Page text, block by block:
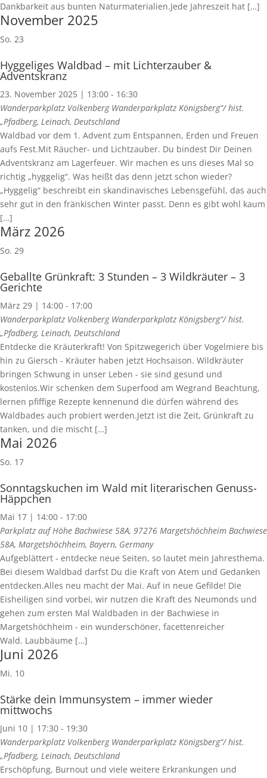
Dankbarkeit aus bunten Naturmaterialien.Jede Jahreszeit hat […]
November 2025
So. 23
Hyggeliges Waldbad – mit Lichterzauber &
Adventskranz
23. November 2025 | 13:00 - 16:30
Wanderparkplatz Volkenberg Wanderparkplatz Königsberg“/ hist.
„Pfadberg, Leinach, Deutschland
Waldbad vor dem 1. Advent zum Entspannen, Erden und Freuen
aufs Fest.Mit Räucher- und Lichtzauber. Du bindest Dir Deinen
Adventskranz am Lagerfeuer. Wir machen es uns dieses Mal so
richtig „hyggelig“. Was heißt das denn jetzt schon wieder?
„Hyggelig“ beschreibt ein skandinavisches Lebensgefühl, das auch
sehr gut in den fränkischen Winter passt. Denn es gibt wohl kaum
[…]
März 2026
So. 29
Geballte Grünkraft: 3 Stunden – 3 Wildkräuter – 3
Gerichte
März 29 | 14:00 - 17:00
Wanderparkplatz Volkenberg Wanderparkplatz Königsberg“/ hist.
„Pfadberg, Leinach, Deutschland
Entdecke die Kräuterkraft! Von Spitzwegerich über Vogelmiere bis
hin zu Giersch - Kräuter haben jetzt Hochsaison. Wildkräuter
bringen Schwung in unser Leben - sie sind gesund und
kostenlos.Wir schenken dem Superfood am Wegrand Beachtung,
lernen pfiffige Rezepte kennenund die dürfen während des
Waldbades auch probiert werden.Jetzt ist die Zeit, Grünkraft zu
tanken, und die mischt […]
Mai 2026
So. 17
Sonntagskuchen im Wald mit literarischen Genuss-
Häppchen
Mai 17 | 14:00 - 17:00
Parkplatz auf Höhe Bachwiese 58A, 97276 Margetshöchheim Bachwiese
58A, Margetshöchheim, Bayern, Germany
Aufgeblättert - entdecke neue Seiten, so lautet mein Jahresthema.
Bei diesem Waldbad darfst Du die Kraft von Atem und Gedanken
entdecken.Alles neu macht der Mai. Auf in neue Gefilde! Die
Eisheiligen sind vorbei, wir nutzen die Kraft des Neumonds und
gehen zum ersten Mal Waldbaden in der Bachwiese in
Margetshöchheim - ein wunderschöner, facettenreicher
Wald. Laubbäume […]
Juni 2026
Mi. 10
Stärke dein Immunsystem – immer wieder
mittwochs
Juni 10 | 17:30 - 19:30
Wanderparkplatz Volkenberg Wanderparkplatz Königsberg“/ hist.
„Pfadberg, Leinach, Deutschland
Erschöpfung, Burnout und viele weitere Erkrankungen und